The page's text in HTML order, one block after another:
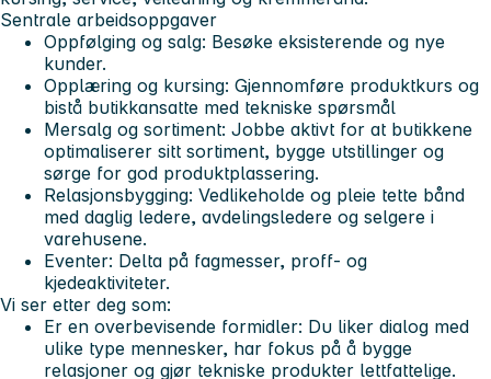
Sentrale arbeidsoppgaver
Oppfølging og salg: Besøke eksisterende og nye
kunder.
Opplæring og kursing: Gjennomføre produktkurs og
bistå butikkansatte med tekniske spørsmål
Mersalg og sortiment: Jobbe aktivt for at butikkene
optimaliserer sitt sortiment, bygge utstillinger og
sørge for god produktplassering.
Relasjonsbygging: Vedlikeholde og pleie tette bånd
med daglig ledere, avdelingsledere og selgere i
varehusene.
Eventer: Delta på fagmesser, proff- og
kjedeaktiviteter.
Vi ser etter deg som:
Er en overbevisende formidler: Du liker dialog med
ulike type mennesker, har fokus på å bygge
relasjoner og gjør tekniske produkter lettfattelige.